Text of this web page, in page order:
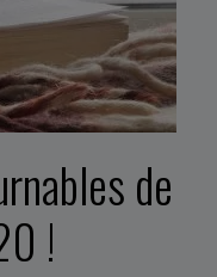
de
!